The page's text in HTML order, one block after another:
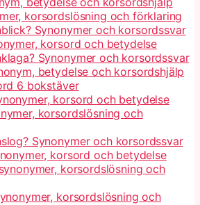
korsordslösning och förklaring
Synonymer och korsordssvar
korsord och betydelse
Synonymer och korsordssvar
betydelse och korsordshjälp
6 bokstäver
korsord och betydelse
korsordslösning och
Synonymer och korsordssvar
korsord och betydelse
korsordslösning och
korsordslösning och